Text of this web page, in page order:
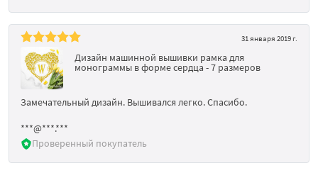
31 января 2019 г.
Дизайн машинной вышивки рамка для
монограммы в форме сердца - 7 размеров
Замечательный дизайн. Вышивался легко. Спасибо.
***@***.***
Проверенный покупатель